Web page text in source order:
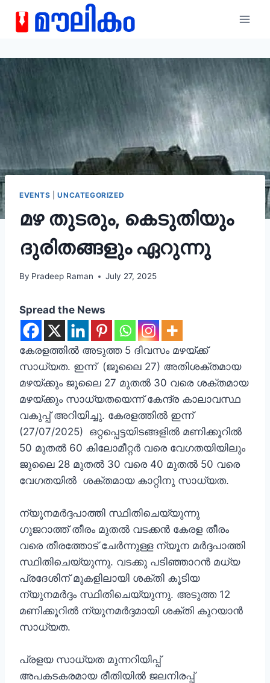
EVENTS |UNCATEGORIZED
മഴ തുടരും, കെടുതിയും
ദുരിതങ്ങളും ഏറുന്നു
By Pradeep Raman July 27, 2025
Spread the News
കേരളത്തിൽ അടുത്ത 5 ദിവസം മഴയ്ക്ക്
സാധ്യത. ഇന്ന് (ജൂലൈ 27) അതിശക്തമായ
മഴയ്ക്കും ജൂലൈ 27 മുതൽ 30 വരെ ശക്തമായ
മഴയ്ക്കും സാധ്യതയെന്ന് കേന്ദ്ര കാലാവസ്ഥ
വകുപ്പ് അറിയിച്ചു. കേരളത്തിൽ ഇന്ന്
(27/07/2025) ഒറ്റപ്പെട്ടയിടങ്ങളിൽ മണിക്കൂറിൽ
50 മുതൽ 60 കിലോമീറ്റർ വരെ വേഗതയിയിലും
ജുലൈ 28 മുതൽ 30 വരെ 40 മുതൽ 50 വരെ
വേഗതയിൽ ശക്തമായ കാറ്റിനു സാധ്യത.
ന്യൂനമർദ്ദപാത്തി സ്ഥിതിചെയ്യുന്നു
ഗുജറാത്ത്‌ തീരം മുതൽ വടക്കൻ കേരള തീരം
വരെ തീരത്തോട് ചേർന്നുള്ള ന്യൂന മർദ്ദപാത്തി
സ്ഥിതിചെയ്യുന്നു. വടക്കു പടിഞ്ഞാറൻ മധ്യ
പ്രദേശിന്‌ മുകളിലായി ശക്തി കൂടിയ
ന്യുനമർദ്ദം സ്ഥിതിചെയ്യുന്നു. അടുത്ത 12
മണിക്കൂറിൽ ന്യുനമർദ്ദമായി ശക്തി കുറയാൻ
സാധ്യത.
പ്രളയ സാധ്യത മുന്നറിയിപ്പ്
അപകടകരമായ രീതിയിൽ ജലനിരപ്പ്